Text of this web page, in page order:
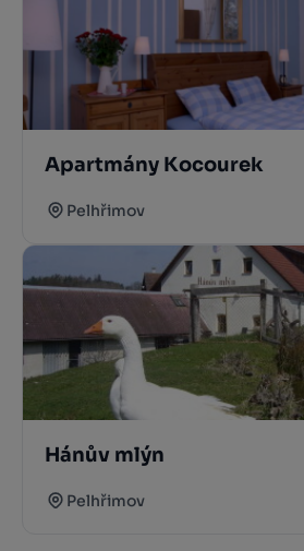
Apartmány Kocourek
Pelhřimov
Hánův mlýn
Pelhřimov